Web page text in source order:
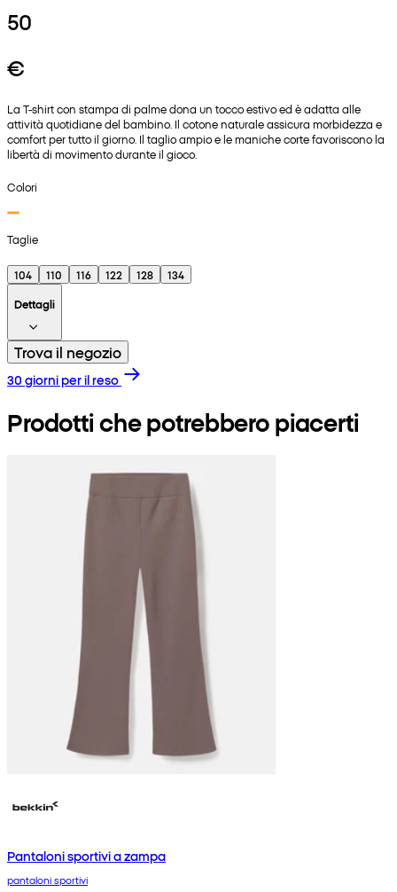
50
€
La T-shirt con stampa di palme dona un tocco estivo ed è adatta alle
attività quotidiane del bambino. Il cotone naturale assicura morbidezza e
comfort per tutto il giorno. Il taglio ampio e le maniche corte favoriscono la
libertà di movimento durante il gioco.
Colori
Taglie
104 110 116 122 128
134
Dettagli
Trova il negozio
30 giorni per il reso
Prodotti che potrebbero piacerti
Pantaloni sportivi a zampa
pantaloni sportivi